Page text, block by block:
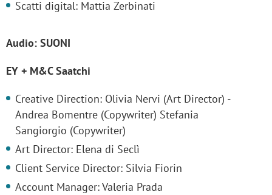
Scatti digital: Mattia Zerbinati
Audio: SUONI
EY + M&C Saatchi
Creative Direction: Olivia Nervi (Art Director) -
Andrea Bomentre (Copywriter) Stefania
Sangiorgio (Copywriter)
Art Director: Elena di Seclì
Client Service Director: Silvia Fiorin
Account Manager: Valeria Prada